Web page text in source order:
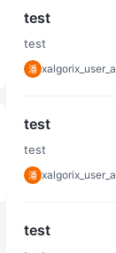
test
test
潘 xalgorix_user_a
test
test
潘 xalgorix_user_a
test